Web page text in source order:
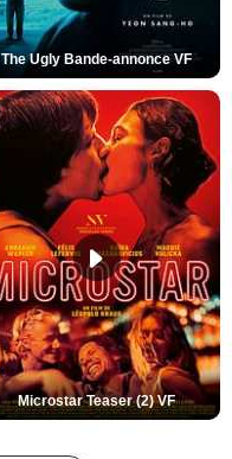
The Ugly Bande-annonce VF
Microstar Teaser (2) VF